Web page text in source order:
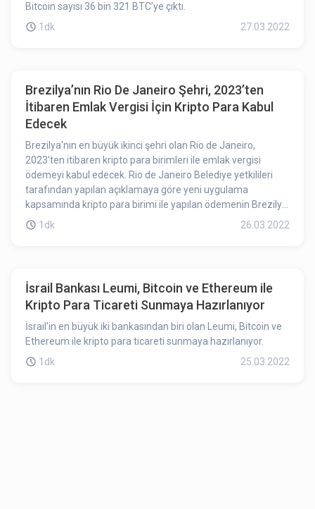
Bitcoin sayısı 36 bin 321 BTC’ye çıktı.
1dk
27.03.2022
Brezilya’nın Rio De Janeiro Şehri, 2023’ten
İtibaren Emlak Vergisi İçin Kripto Para Kabul
Edecek
Brezilya'nın en büyük ikinci şehri olan Rio de Janeiro,
2023'ten itibaren kripto para birimleri ile emlak vergisi
ödemeyi kabul edecek. Rio de Janeiro Belediye yetkilileri
tarafından yapılan açıklamaya göre yeni uygulama
kapsamında kripto para birimi ile yapılan ödemenin Brezilya
realine dönüştürülmesi için şirketlerle anlaşma yapılacak.
1dk 26.03.2022
İsrail Bankası Leumi, Bitcoin ve Ethereum ile
Kripto Para Ticareti Sunmaya Hazırlanıyor
İsrail'in en büyük iki bankasından biri olan Leumi, Bitcoin ve
Ethereum ile kripto para ticareti sunmaya hazırlanıyor.
1dk
25.03.2022